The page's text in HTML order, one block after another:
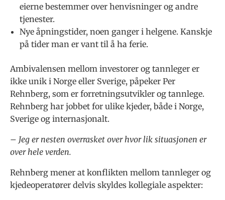
eierne bestemmer over henvisninger og andre
tjenester.
Nye åpningstider, noen ganger i helgene. Kanskje
på tider man er vant til å ha ferie.
Ambivalensen mellom investorer og tannleger er
ikke unik i Norge eller Sverige, påpeker Per
Rehnberg, som er forretningsutvikler og tannlege.
Rehnberg har jobbet for ulike kjeder, både i Norge,
Sverige og internasjonalt.
– Jeg er nesten overrasket over hvor lik situasjonen er
over hele verden.
Rehnberg mener at konflikten mellom tannleger og
kjedeoperatører delvis skyldes kollegiale aspekter: